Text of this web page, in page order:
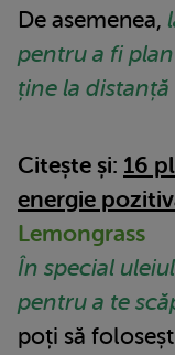
De asemenea,
pentru a fi
ține la distanță
Citește și: 16
energie
Lemongrass
În special
pentru a te
poți să